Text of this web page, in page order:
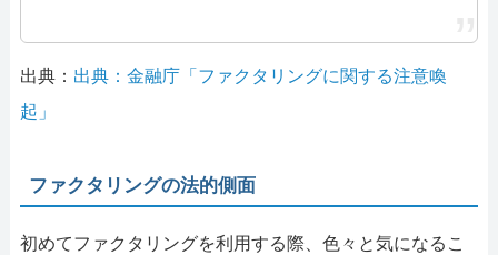
出典： 出典：金融庁「ファクタリングに関する注意喚
起」
ファクタリングの法的側面
初めてファクタリングを利用する際、色々と気になるこ